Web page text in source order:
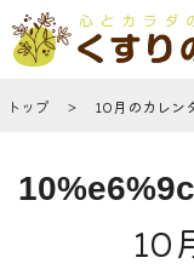
トップ 10月のカレン
10